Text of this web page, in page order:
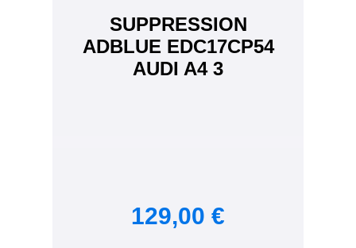
SUPPRESSION
ADBLUE EDC17CP54
AUDI A4 3
129,00 €